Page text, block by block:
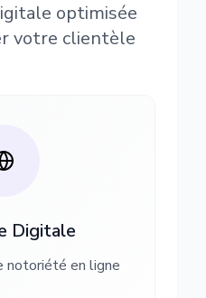
optimisée
votre clientèle
Digitale
notoriété en ligne